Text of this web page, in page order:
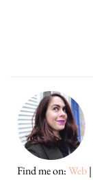
Find me on:Web|